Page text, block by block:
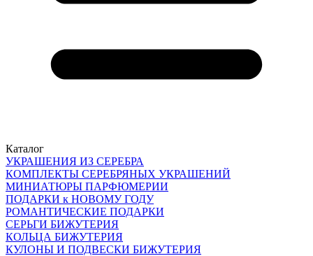
Каталог
УКРАШЕНИЯ ИЗ СЕРЕБРА
КОМПЛЕКТЫ СЕРЕБРЯНЫХ УКРАШЕНИЙ
МИНИАТЮРЫ ПАРФЮМЕРИИ
ПОДАРКИ к НОВОМУ ГОДУ
РОМАНТИЧЕСКИЕ ПОДАРКИ
СЕРЬГИ БИЖУТЕРИЯ
КОЛЬЦА БИЖУТЕРИЯ
КУЛОНЫ И ПОДВЕСКИ БИЖУТЕРИЯ